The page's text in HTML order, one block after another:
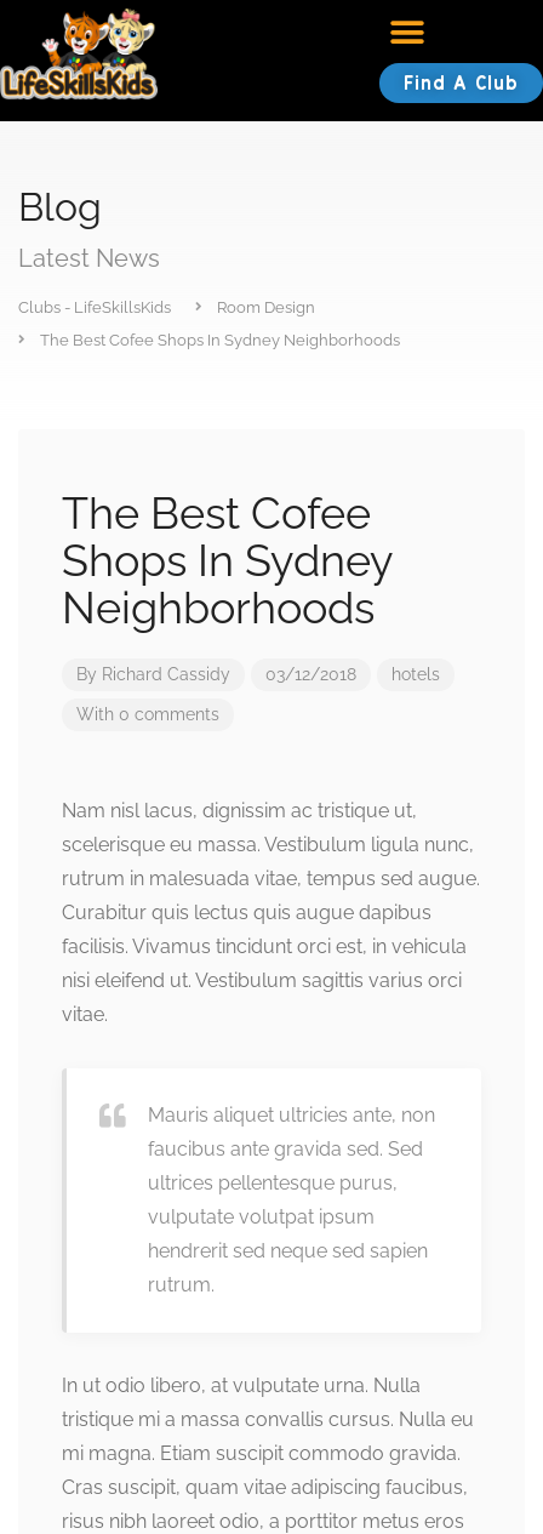
Find A Club
Blog
Latest News
Clubs - LifeSkillsKids
Room Design
The Best Cofee Shops In Sydney Neighborhoods
The Best Cofee
Shops In Sydney
Neighborhoods
By Richard Cassidy 03/12/2018 hotels
With 0 comments
Nam nisl lacus, dignissim ac tristique ut,
scelerisque eu massa. Vestibulum ligula nunc,
rutrum in malesuada vitae, tempus sed augue.
Curabitur quis lectus quis augue dapibus
facilisis. Vivamus tincidunt orci est, in vehicula
nisi eleifend ut. Vestibulum sagittis varius orci
vitae.
Mauris aliquet ultricies ante, non
faucibus ante gravida sed. Sed
ultrices pellentesque purus,
vulputate volutpat ipsum
hendrerit sed neque sed sapien
rutrum.
In ut odio libero, at vulputate urna. Nulla
tristique mi a massa convallis cursus. Nulla eu
mi magna. Etiam suscipit commodo gravida.
Cras suscipit, quam vitae adipiscing faucibus,
risus nibh laoreet odio, a porttitor metus eros